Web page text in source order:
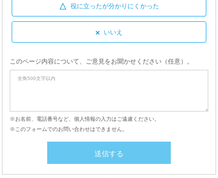
△ 役に立ったが分かりにくかった
× いいえ
このページ内容について、ご意見をお聞かせください（任意）。
※お名前、電話番号など、個人情報の入力はご遠慮ください。
※このフォームでのお問い合わせはできません。